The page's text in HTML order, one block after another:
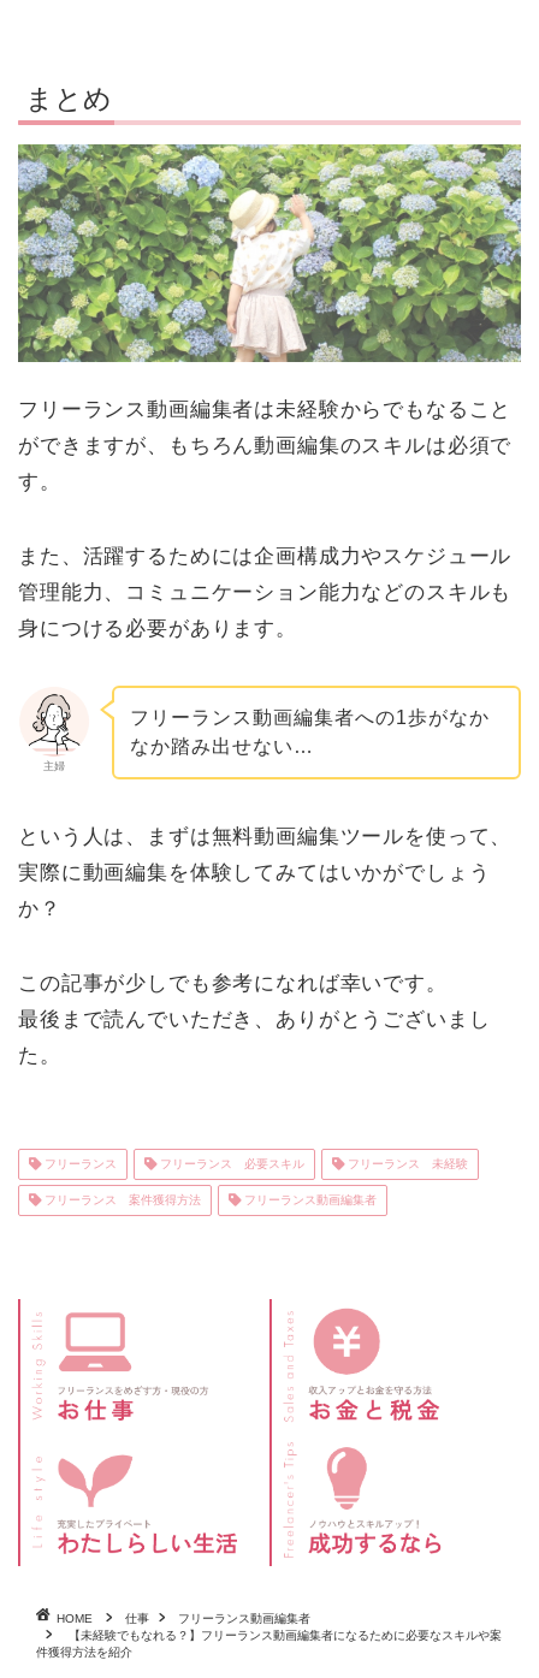
まとめ
フリーランス動画編集者は未経験からでもなること
ができますが、もちろん動画編集のスキルは必須で
す。
また、活躍するためには企画構成力やスケジュール
管理能力、コミュニケーション能力などのスキルも
身につける必要があります。
主婦
フリーランス動画編集者への1歩がなか
なか踏み出せない…
という人は、まずは無料動画編集ツールを使って、
実際に動画編集を体験してみてはいかがでしょう
か？
この記事が少しでも参考になれば幸いです。
最後まで読んでいただき、ありがとうございまし
た。
フリーランス フリーランス 必要スキル フリーランス 未経験
フリーランス 案件獲得方法 フリーランス動画編集者
HOME 仕事
フリーランス動画編集者
【未経験でもなれる？】フリーランス動画編集者になるために必要なスキルや案
件獲得方法を紹介